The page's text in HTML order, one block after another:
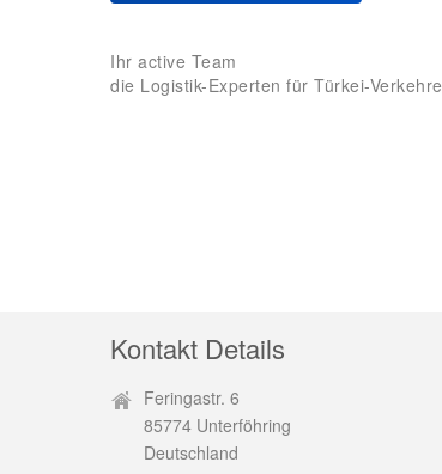
Ihr active Team
die Logistik-Experten für Türkei-Verkehre
Kontakt Details
Feringastr. 6
85774 Unterföhring
Deutschland